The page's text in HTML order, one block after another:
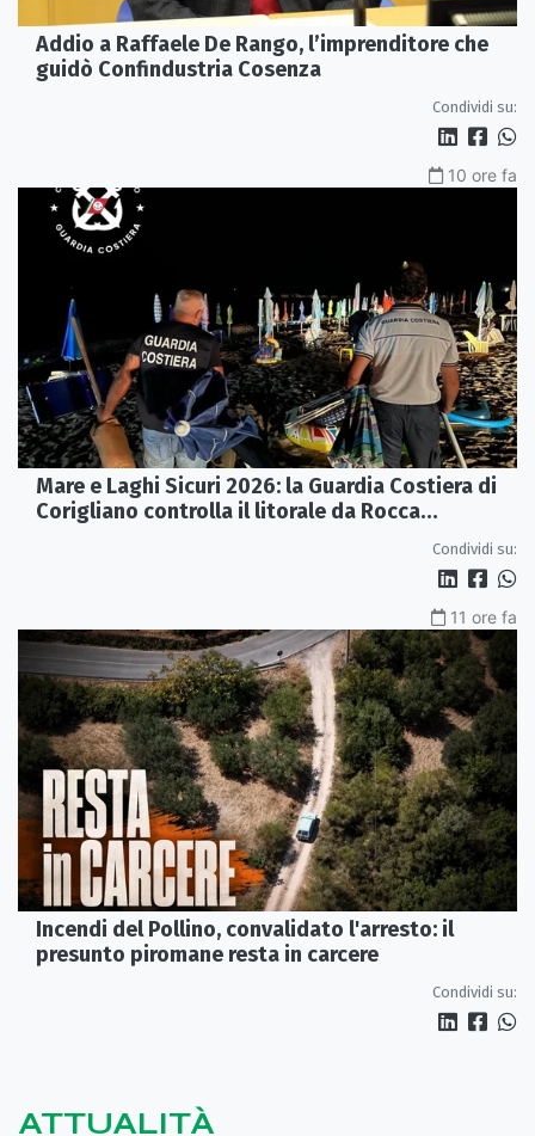
Addio a Raffaele De Rango, l’imprenditore che
guidò Confindustria Cosenza
Condividi su:
10 ore fa
Mare e Laghi Sicuri 2026: la Guardia Costiera di
Corigliano controlla il litorale da Rocca
Condividi su:
11 ore fa
Incendi del Pollino, convalidato l'arresto: il
presunto piromane resta in carcere
Condividi su:
ATTUALITÀ